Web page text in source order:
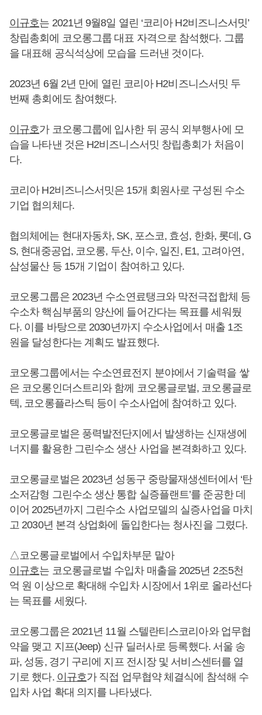
이규호는 2021년 9월8일 열린 ‘코리아 H2비즈니스서밋’
창립총회에 코오롱그룹 대표 자격으로 참석했다. 그룹
을 대표해 공식석상에 모습을 드러낸 것이다.
2023년 6월 2년 만에 열린 코리아 H2비즈니스서밋 두
번째 총회에도 참여했다.
이규호가 코오롱그룹에 입사한 뒤 공식 외부행사에 모
습을 나타낸 것은 H2비즈니스서밋 창립총회가 처음이
다.
코리아 H2비즈니스서밋은 15개 회원사로 구성된 수소
기업 협의체다.
협의체에는 현대자동차, SK, 포스코, 효성, 한화, 롯데, G
S, 현대중공업, 코오롱, 두산, 이수, 일진, E1, 고려아연,
삼성물산 등 15개 기업이 참여하고 있다.
코오롱그룹은 2023년 수소연료탱크와 막전극접합체 등
수소차 핵심부품의 양산에 들어간다는 목표를 세워뒀
다. 이를 바탕으로 2030년까지 수소사업에서 매출 1조
원을 달성한다는 계획도 발표했다.
코오롱그룹에서는 수소연료전지 분야에서 기술력을 쌓
은 코오롱인더스트리와 함께 코오롱글로벌, 코오롱글로
텍, 코오롱플라스틱 등이 수소사업에 참여하고 있다.
코오롱글로벌은 풍력발전단지에서 발생하는 신재생에
너지를 활용한 그린수소 생산 사업을 본격화하고 있다.
코오롱글로벌은 2023년 성동구 중랑물재생센터에서 ‘탄
소저감형 그린수소 생산 통합 실증플랜트’를 준공한 데
이어 2025년까지 그린수소 사업모델의 실증사업을 마치
고 2030년 본격 상업화에 돌입한다는 청사진을 그렸다.
△코오롱글로벌에서 수입차부문 맡아
이규호는 코오롱글로벌 수입차 매출을 2025년 2조5천
억 원 이상으로 확대해 수입차 시장에서 1위로 올라선다
는 목표를 세웠다.
코오롱그룹은 2021년 11월 스텔란티스코리아와 업무협
약을 맺고 지프(Jeep) 신규 딜러사로 등록했다. 서울 송
파, 성동, 경기 구리에 지프 전시장 및 서비스센터를 열
기로 했다. 이규호가 직접 업무협약 체결식에 참석해 수
입차 사업 확대 의지를 나타냈다.